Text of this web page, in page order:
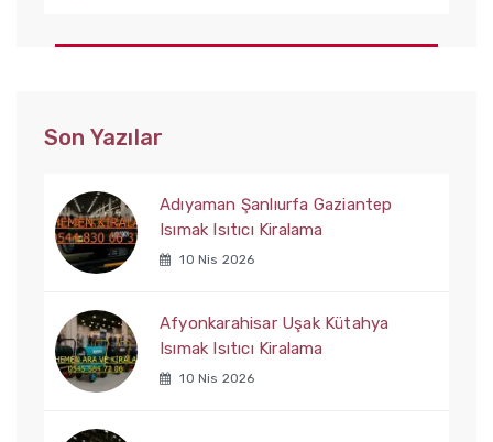
Son Yazılar
Adıyaman Şanlıurfa Gaziantep
Isımak Isıtıcı Kiralama
10 Nis 2026
Afyonkarahisar Uşak Kütahya
Isımak Isıtıcı Kiralama
10 Nis 2026